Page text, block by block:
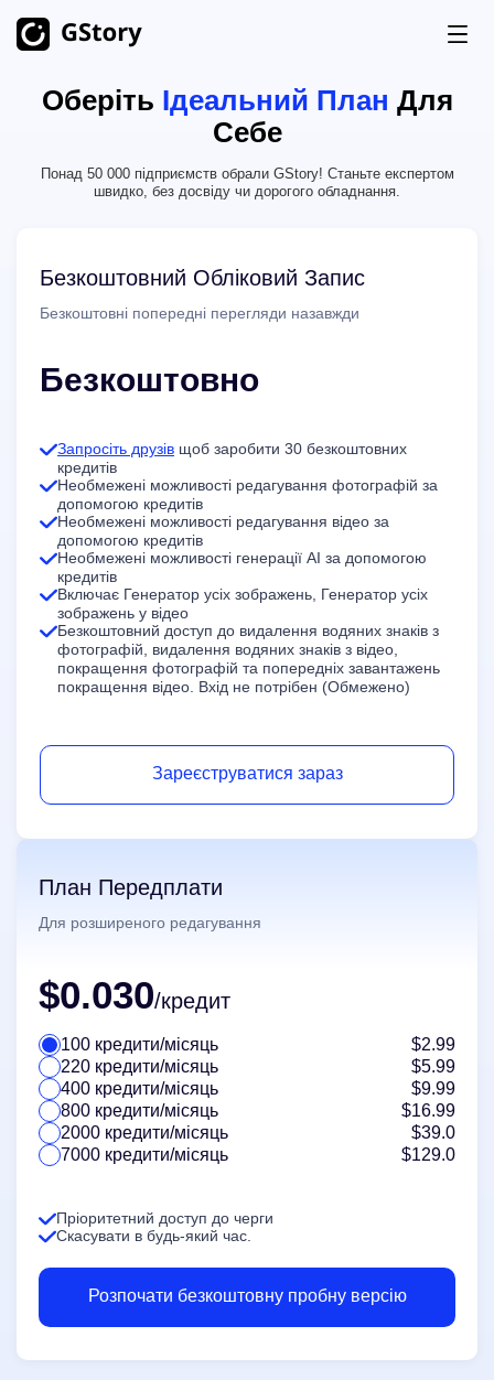
Продукт
Генератор Зображень ШІ Необмежено
AI Video Generator Необмежено
Набори Інструментів для Відео
Видалення Фонового Відео
Видалення Водяного Знаку з Відео Необмежено
Покращувач Відео Необмежено
Набори Інструментів для Фото
Видалення Фонового Зображення
Видалення Водяного Знаку з Фото Необмежено
Покращувач Фото Необмежено
Автоматичний Генератор Субтитрів
Ціни
Історія
Оберіть Ідеальний План Для
Себе
Понад 50 000 підприємств обрали GStory! Станьте експертом
швидко, без досвіду чи дорогого обладнання.
Безкоштовний Обліковий Запис
Безкоштовні попередні перегляди назавжди
Безкоштовно
Запросіть друзів щоб заробити 30 безкоштовних
кредитів
Необмежені можливості редагування фотографій за
допомогою кредитів
Необмежені можливості редагування відео за
допомогою кредитів
Необмежені можливості генерації AI за допомогою
кредитів
Включає Генератор усіх зображень, Генератор усіх
зображень у відео
Безкоштовний доступ до видалення водяних знаків з
фотографій, видалення водяних знаків з відео,
покращення фотографій та попередніх завантажень
покращення відео. Вхід не потрібен (Обмежено)
Зареєструватися зараз
План Передплати
Для розширеного редагування
$0.030/кредит
100 кредити/місяць
$2.99
220 кредити/місяць
$5.99
400 кредити/місяць
$9.99
800 кредити/місяць
$16.99
2000 кредити/місяць
$39.0
7000 кредити/місяць
$129.0
Пріоритетний доступ до черги
Скасувати в будь-який час.
Розпочати безкоштовну пробну версію